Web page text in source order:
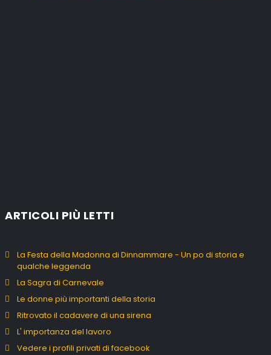
ARTICOLI PIÙ LETTI
La Festa della Madonna di Dinnammare - Un po di storia e
qualche leggenda
La Sagra di Carnevale
Le donne più importanti della storia
Ritrovato il cadavere di una sirena
L' importanza del lavoro
Vedere i profili privati di facebook